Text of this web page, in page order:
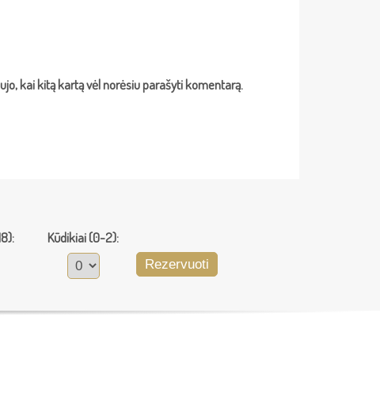
kai kitą kartą vėl norėsiu parašyti komentarą.
Kūdikiai (0-2):
Rezervuoti